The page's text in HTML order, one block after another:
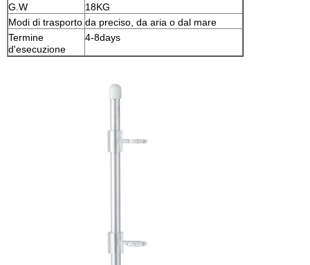
G.W
18KG
Modi di trasporto da preciso, da aria o dal mare
Termine
d'esecuzione
4-8days